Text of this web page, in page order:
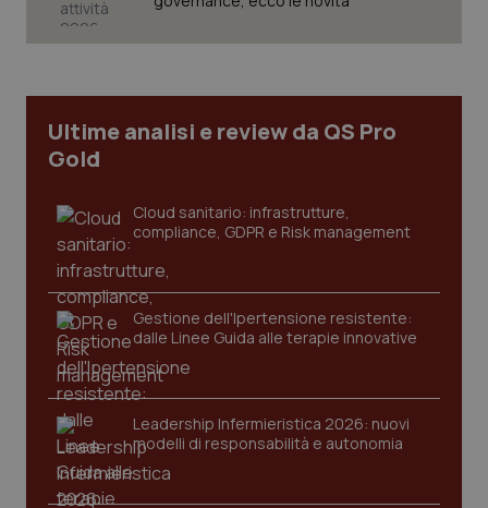
Ultime analisi e review da QS Pro
Gold
Cloud sanitario: infrastrutture,
compliance, GDPR e Risk management
Gestione dell'Ipertensione resistente:
dalle Linee Guida alle terapie innovative
Leadership Infermieristica 2026: nuovi
modelli di responsabilità e autonomia
sito web abilitandone funzionalità di base quali la
protette del sito. Il sito web non è in grado di
VISITOR_PRIVACY_METADATA
YouTube
.youtube.com